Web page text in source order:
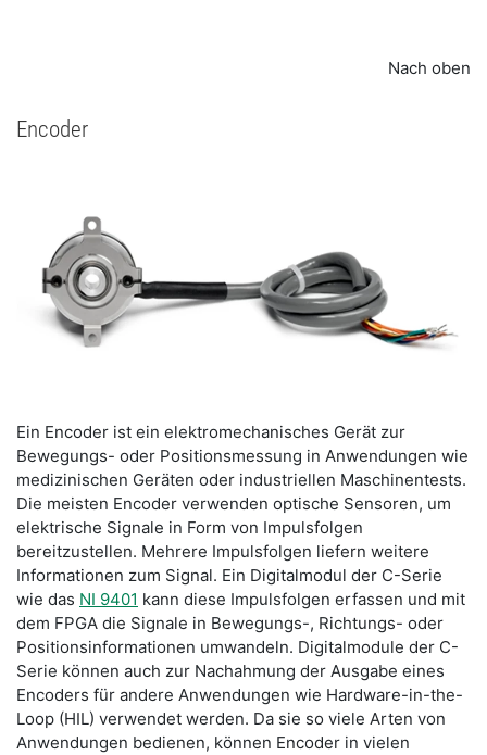
Nach oben
Encoder
Ein Encoder ist ein elektromechanisches Gerät zur
Bewegungs- oder Positionsmessung in Anwendungen wie
medizinischen Geräten oder industriellen Maschinentests.
Die meisten Encoder verwenden optische Sensoren, um
elektrische Signale in Form von Impulsfolgen
bereitzustellen. Mehrere Impulsfolgen liefern weitere
Informationen zum Signal. Ein Digitalmodul der C-Serie
wie das NI 9401 kann diese Impulsfolgen erfassen und mit
dem FPGA die Signale in Bewegungs-, Richtungs- oder
Positionsinformationen umwandeln. Digitalmodule der C-
Serie können auch zur Nachahmung der Ausgabe eines
Encoders für andere Anwendungen wie Hardware-in-the-
Loop (HIL) verwendet werden. Da sie so viele Arten von
Anwendungen bedienen, können Encoder in vielen